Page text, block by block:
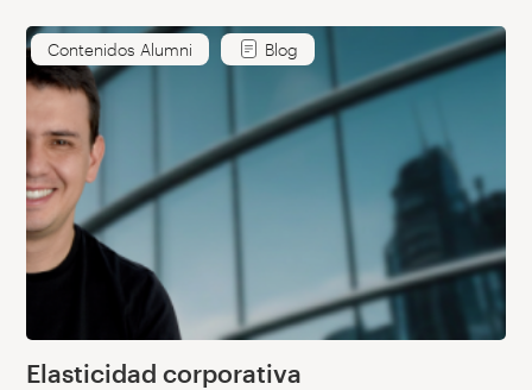
Contenidos Alumni Blog
Elasticidad corporativa